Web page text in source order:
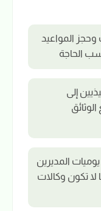
وحجز المواعيد
الحاجة
إلى
المديرين
لا تكون وكالات